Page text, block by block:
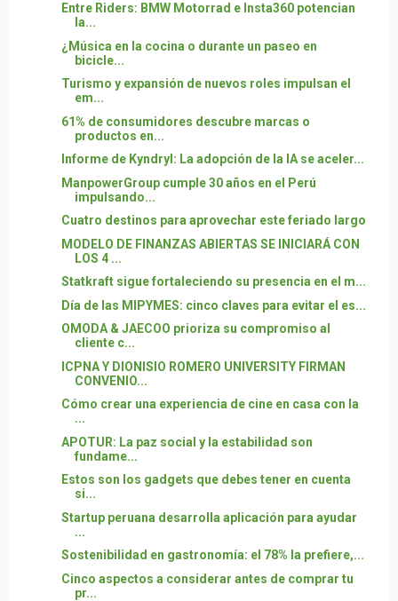
Entre Riders: BMW Motorrad e Insta360 potencian
la...
¿Música en la cocina o durante un paseo en
bicicle...
Turismo y expansión de nuevos roles impulsan el
em...
61% de consumidores descubre marcas o
productos en...
Informe de Kyndryl: La adopción de la IA se aceler...
ManpowerGroup cumple 30 años en el Perú
impulsando...
Cuatro destinos para aprovechar este feriado largo
MODELO DE FINANZAS ABIERTAS SE INICIARÁ CON
LOS 4 ...
Statkraft sigue fortaleciendo su presencia en el m...
Día de las MIPYMES: cinco claves para evitar el es...
OMODA & JAECOO prioriza su compromiso al
cliente c...
ICPNA Y DIONISIO ROMERO UNIVERSITY FIRMAN
CONVENIO...
Cómo crear una experiencia de cine en casa con la
...
APOTUR: La paz social y la estabilidad son
fundame...
Estos son los gadgets que debes tener en cuenta
si...
Startup peruana desarrolla aplicación para ayudar
...
Sostenibilidad en gastronomía: el 78% la prefiere,...
Cinco aspectos a considerar antes de comprar tu
pr...